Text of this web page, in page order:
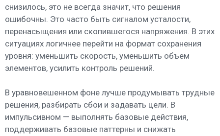
снизилось, это не всегда значит, что решения
ошибочны. Это часто быть сигналом усталости,
перенасыщения или скопившегося напряжения. В этих
ситуациях логичнее перейти на формат сохранения
уровня: уменьшить скорость, уменьшить объем
элементов, усилить контроль решений.
В уравновешенном фоне лучше продумывать трудные
решения, разбирать сбои и задавать цели. В
импульсивном — выполнять базовые действия,
поддерживать базовые паттерны и снижать